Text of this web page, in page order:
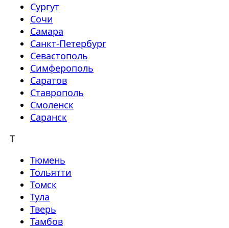
Сургут
Сочи
Самара
Санкт-Петербург
Севастополь
Симферополь
Саратов
Ставрополь
Смоленск
Саранск
Т
Тюмень
Тольятти
Томск
Тула
Тверь
Тамбов